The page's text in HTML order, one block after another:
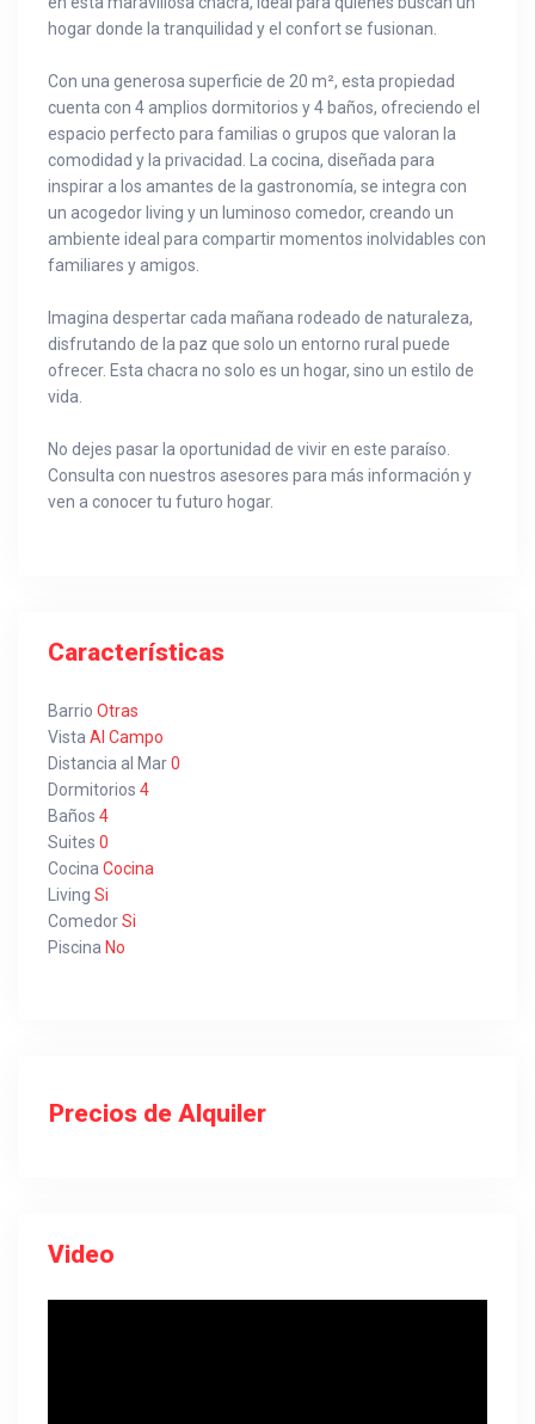
hogar donde la tranquilidad y el confort se fusionan.
Con una generosa superficie de 20 m², esta propiedad
cuenta con 4 amplios dormitorios y 4 baños, ofreciendo el
espacio perfecto para familias o grupos que valoran la
comodidad y la privacidad. La cocina, diseñada para
inspirar a los amantes de la gastronomía, se integra con
un acogedor living y un luminoso comedor, creando un
ambiente ideal para compartir momentos inolvidables con
familiares y amigos.
Imagina despertar cada mañana rodeado de naturaleza,
disfrutando de la paz que solo un entorno rural puede
ofrecer. Esta chacra no solo es un hogar, sino un estilo de
vida.
No dejes pasar la oportunidad de vivir en este paraíso.
Consulta con nuestros asesores para más información y
ven a conocer tu futuro hogar.
Características
Barrio Otras
Vista Al Campo
Distancia al Mar0
Dormitorios 4
Baños 4
Suites 0
Cocina Cocina
Living Si
ComedorSi
Piscina No
Precios de Alquiler
Video